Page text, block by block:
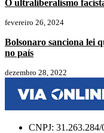
O ultraliberalismo
fevereiro 26, 2024
Bolsonaro sanciona lei
no país
dezembro 28, 2022
CNPJ: 31.263.284/